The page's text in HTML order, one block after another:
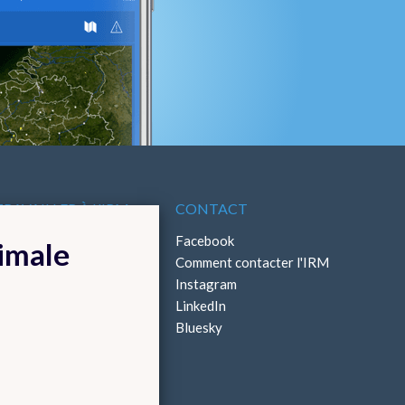
À L'IRM CONTACT
Facebook
Comment contacter l'IRM
Instagram
LinkedIn
Bluesky